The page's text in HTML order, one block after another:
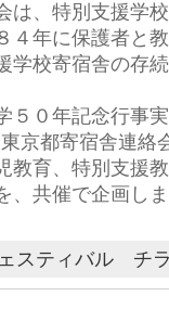
、特別支援学
４年に保護者と
学校寄宿舎の存
０年記念行事
京都寄宿舎連絡
教育、特別支援
、共催で企画し
スティバル チ